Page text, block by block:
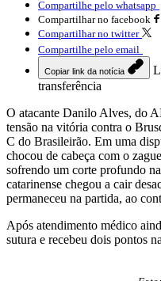
Compartilhe pelo whatsapp
Compartilhar no facebook
Compartilhar no twitter
Compartilhe pelo email
Copiar link da notícia
transferência
O atacante Danilo Alves, do
tensão na vitória contra o
C do Brasileirão. Em uma
chocou de cabeça com o
sofrendo um corte profundo
catarinense chegou a cair
permaneceu na partida, ao
Após atendimento médico
sutura e recebeu dois pontos